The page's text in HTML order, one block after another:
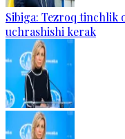
Sibiga: Tezroq tinchlik
uchrashishi kerak